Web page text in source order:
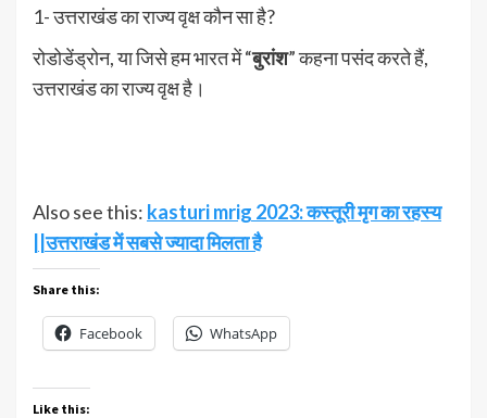
1- उत्तराखंड का राज्य वृक्ष कौन सा है?
रोडोडेंड्रोन, या जिसे हम भारत में “बुरांश” कहना पसंद करते हैं,
उत्तराखंड का राज्य वृक्ष है।
Also see this: kasturi mrig 2023: कस्तूरी मृग का रहस्य
||उत्तराखंड में सबसे ज्यादा मिलता है
Share this:
Facebook WhatsApp
Like this: